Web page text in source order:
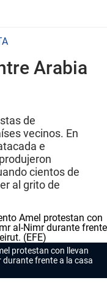
Arabia
de
vecinos. En
e
cientos de
al grito de
protestan con llevan
frente a la casa